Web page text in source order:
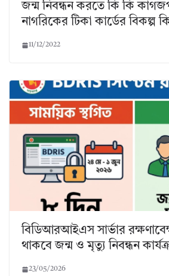
জন্ম নিবন্ধন করতে কি কি
নাগরিকের টিকা কার্ডের বিকল্প
11/12/2022
বিডিআরআইএস সার্ভার
থাকবে জন্ম ও মৃত্যু নিবন্ধন
23/05/2026